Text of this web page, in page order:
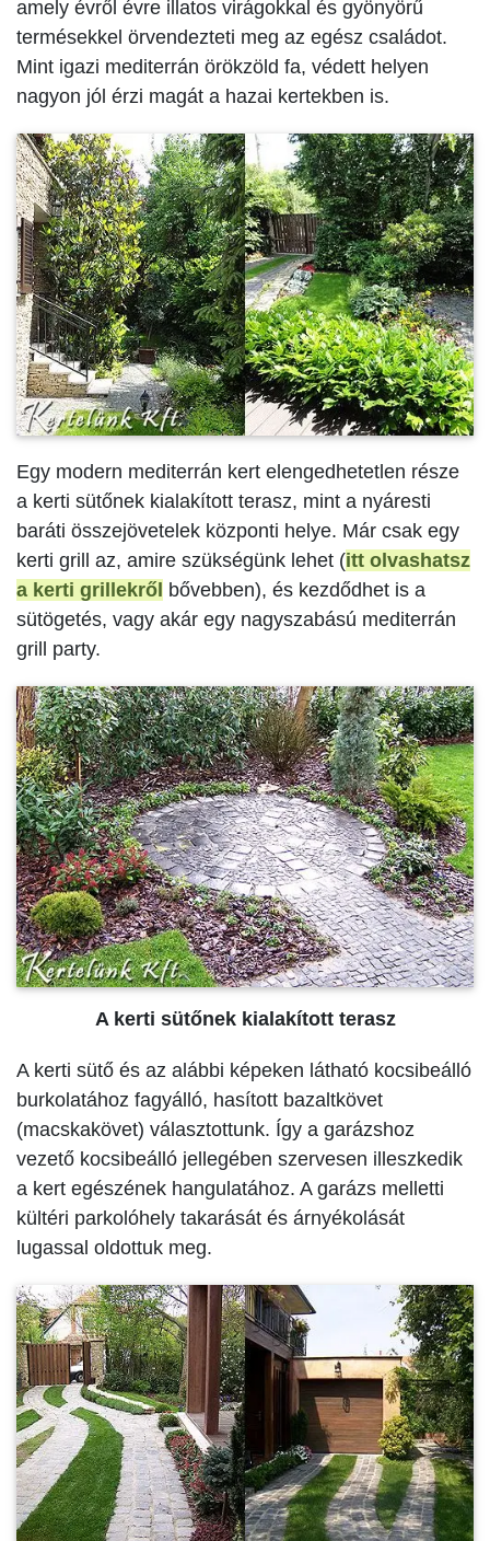
amely évről évre illatos virágokkal és gyönyörű
termésekkel örvendezteti meg az egész családot.
Mint igazi mediterrán örökzöld fa, védett helyen
nagyon jól érzi magát a hazai kertekben is.
Egy modern mediterrán kert elengedhetetlen része
a kerti sütőnek kialakított terasz, mint a nyáresti
baráti összejövetelek központi helye. Már csak egy
kerti grill az, amire szükségünk lehet (itt olvashatsz
a kerti grillekről bővebben), és kezdődhet is a
sütögetés, vagy akár egy nagyszabású mediterrán
grill party.
A kerti sütőnek kialakított terasz
A kerti sütő és az alábbi képeken látható kocsibeálló
burkolatához fagyálló, hasított bazaltkövet
(macskakövet) választottunk. Így a garázshoz
vezető kocsibeálló jellegében szervesen illeszkedik
a kert egészének hangulatához. A garázs melletti
kültéri parkolóhely takarását és árnyékolását
lugassal oldottuk meg.